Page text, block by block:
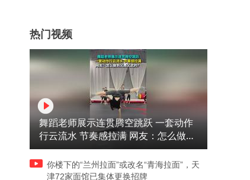
热门视频
舞蹈老师展示连贯腾空跳跃 一套动作
行云流水 节奏感拉满 网友：怎么做到
又舞又武的？
你楼下的“兰州拉面”或改名“青海拉面”，天
津72家面馆已集体更换招牌